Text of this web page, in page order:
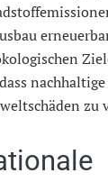
nachhaltige
zu